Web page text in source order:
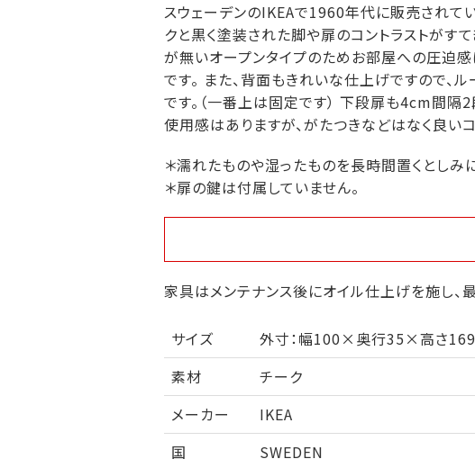
スウェーデンのIKEAで1960年代に販売されて
クと黒く塗装された脚や扉のコントラストがす
が無いオープンタイプのためお部屋への圧迫感
です。 また、背面もきれいな仕上げですので
です。（一番上は固定です） 下段扉も4cm間
使用感はありますが、がたつきなどはなく良いコ
＊濡れたものや湿ったものを長時間置くとしみ
＊扉の鍵は付属していません。
家具はメンテナンス後にオイル仕上げを施し、
サイズ
外寸：幅100×奥行35×高さ
素材
チーク
メーカー
IKEA
国
SWEDEN